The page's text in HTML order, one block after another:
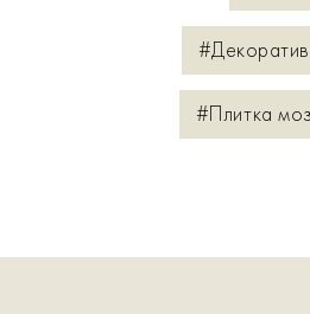
#Плитка